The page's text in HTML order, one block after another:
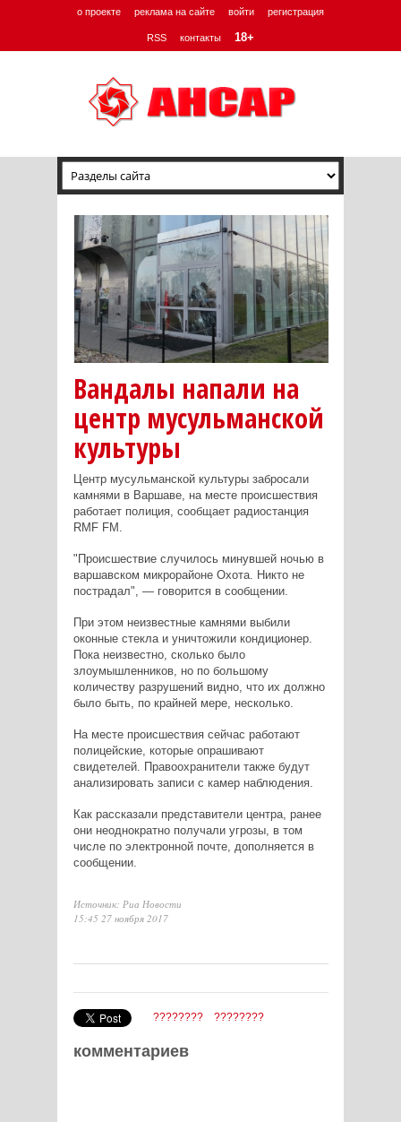
о проекте реклама на сайте войти регистрация
RSS контакты 18+
Вандалы напали на
центр мусульманской
культуры
Центр мусульманской культуры забросали
камнями в Варшаве, на месте происшествия
работает полиция, сообщает радиостанция
RMF FM.
"Происшествие случилось минувшей ночью в
варшавском микрорайоне Охота. Никто не
пострадал", — говорится в сообщении.
​При этом неизвестные камнями выбили
оконные стекла и уничтожили кондиционер.
Пока неизвестно, сколько было
злоумышленников, но по большому
количеству разрушений видно, что их должно
было быть, по крайней мере, несколько.
На месте происшествия сейчас работают
полицейские, которые опрашивают
свидетелей. Правоохранители также будут
анализировать записи с камер наблюдения.
Как рассказали представители центра, ранее
они неоднократно получали угрозы, в том
числе по электронной почте, дополняется в
сообщении.
Источник: Риа Новости
15:45 27 ноября 2017
???????? ????????
комментариев